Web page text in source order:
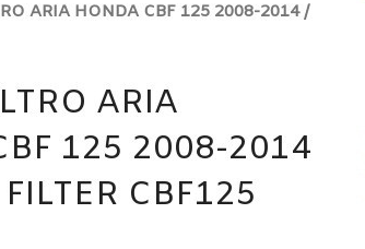
ARIA HONDA CBF 125 2008-2014 /
ARIA
125 2008-2014
CBF125